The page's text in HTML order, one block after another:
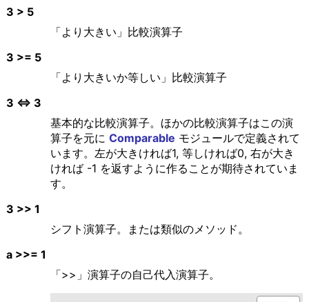
3 > 5
「より大きい」比較演算子
3 >= 5
「より大きいか等しい」比較演算子
3 <=> 3
基本的な比較演算子。ほかの比較演算子はこの演
算子を元に Comparable モジュールで定義されて
います。左が大きければ1, 等しければ0, 右が大き
ければ -1 を返すように作ることが期待されていま
す。
3 >> 1
シフト演算子。または類似のメソッド。
a >>= 1
「>>」演算子の自己代入演算子。